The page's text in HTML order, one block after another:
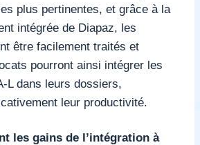
plus pertinentes, et grâce à la
intégrée de Diapaz, les
être facilement traités et
pourront ainsi intégrer les
L dans leurs dossiers,
leur productivité.
les gains de l’intégration à